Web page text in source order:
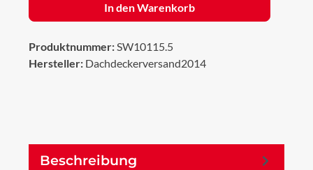
In den Warenkorb
Produktnummer:SW10115.5
Hersteller: Dachdeckerversand2014
Beschreibung